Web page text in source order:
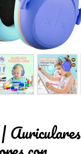
Auriculares